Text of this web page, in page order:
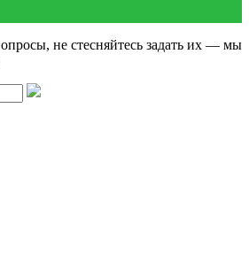
не стесняйтесь задать их — мы